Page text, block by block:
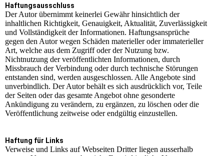
Haftungsausschluss
Der Autor übernimmt keinerlei Gewähr hinsichtlich der
inhaltlichen Richtigkeit, Genauigkeit, Aktualität, Zuverlässigkeit
und Vollständigkeit der Informationen. Haftungsansprüche
gegen den Autor wegen Schäden materieller oder immaterieller
Art, welche aus dem Zugriff oder der Nutzung bzw.
Nichtnutzung der veröffentlichten Informationen, durch
Missbrauch der Verbindung oder durch technische Störungen
entstanden sind, werden ausgeschlossen. Alle Angebote sind
unverbindlich. Der Autor behält es sich ausdrücklich vor, Teile
der Seiten oder das gesamte Angebot ohne gesonderte
Ankündigung zu verändern, zu ergänzen, zu löschen oder die
Veröffentlichung zeitweise oder endgültig einzustellen.
Haftung für Links
Verweise und Links auf Webseiten Dritter liegen ausserhalb